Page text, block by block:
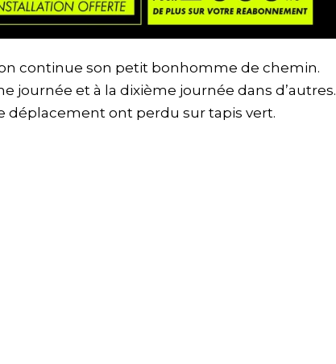
continue son petit bonhomme de chemin.
journée et à la dixième journée dans d’autres.
déplacement ont perdu sur tapis vert.